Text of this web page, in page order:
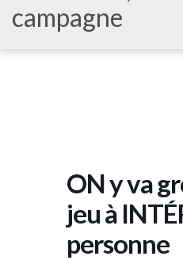
campagne
ON y va
jeu à
personne